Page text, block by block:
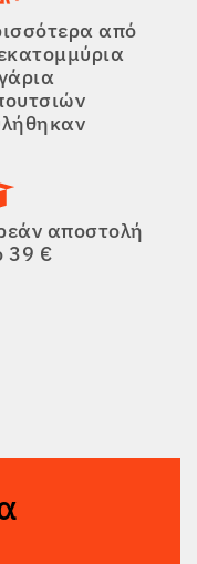
από
αποστολή
39 €